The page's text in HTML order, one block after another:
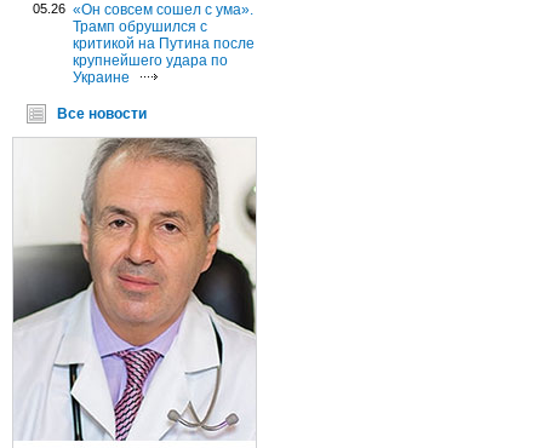
05.26 «Он совсем сошел с ума».
Трамп обрушился с
критикой на Путина после
крупнейшего удара по
Украине
Все новости